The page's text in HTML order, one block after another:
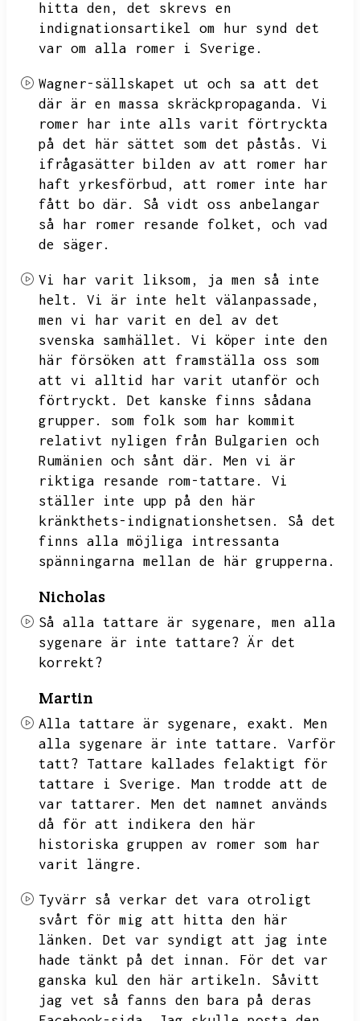
hitta den,
det skrevs en
indignationsartikel om hur synd det
var om alla romer i Sverige.
Wagner-sällskapet ut och sa att det
där är en massa skräckpropaganda.
Vi
romer har inte alls varit förtryckta
på det här sättet som det påstås.
Vi
ifrågasätter bilden av att romer har
haft yrkesförbud,
att romer inte har
fått bo där.
Så vidt oss anbelangar
så har romer resande folket,
och vad
de säger.
Vi har varit liksom,
ja men så inte
helt.
Vi är inte helt välanpassade,
men vi har varit en del av det
svenska samhället.
Vi köper inte den
här försöken att framställa oss som
att vi alltid har varit utanför och
förtryckt.
Det kanske finns sådana
grupper.
som folk som har kommit
relativt nyligen från Bulgarien och
Rumänien och sånt där.
Men vi är
riktiga resande rom-tattare.
Vi
ställer inte upp på den här
kränkthets-indignationshetsen.
Så det
finns alla möjliga intressanta
spänningarna mellan de här grupperna.
Nicholas
Så alla tattare är sygenare,
men alla
sygenare är inte tattare? Är det
korrekt?
Martin
Alla tattare är sygenare, exakt.
Men
alla sygenare är inte tattare.
Varför
tatt?
Tattare kallades felaktigt för
tattare i Sverige.
Man trodde att de
var tattarer.
Men det namnet används
då för att indikera den här
historiska gruppen av romer som har
varit längre.
Tyvärr så verkar det vara otroligt
svårt för mig att hitta den här
länken.
Det var syndigt att jag inte
hade tänkt på det innan.
För det var
ganska kul den här artikeln.
Såvitt
jag vet så fanns den bara på deras